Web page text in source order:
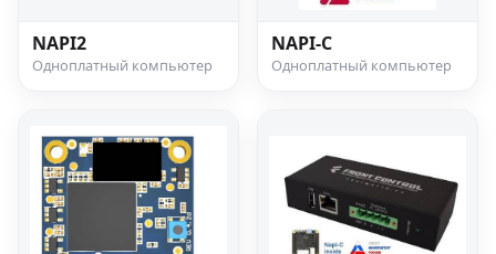
NAPI2
Одноплатный компьютер
NAPI-C
Одноплатный компьютер